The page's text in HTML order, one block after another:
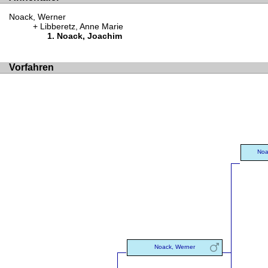
Noack, Werner
Libberetz, Anne Marie
Noack, Joachim
Vorfahren
Noack, Werner